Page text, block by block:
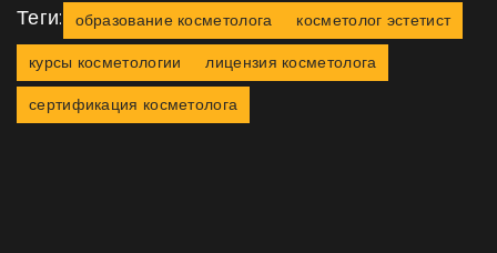
Теги: образование косметолога
косметолог эстетист
курсы косметологии
лицензия косметолога
сертификация косметолога